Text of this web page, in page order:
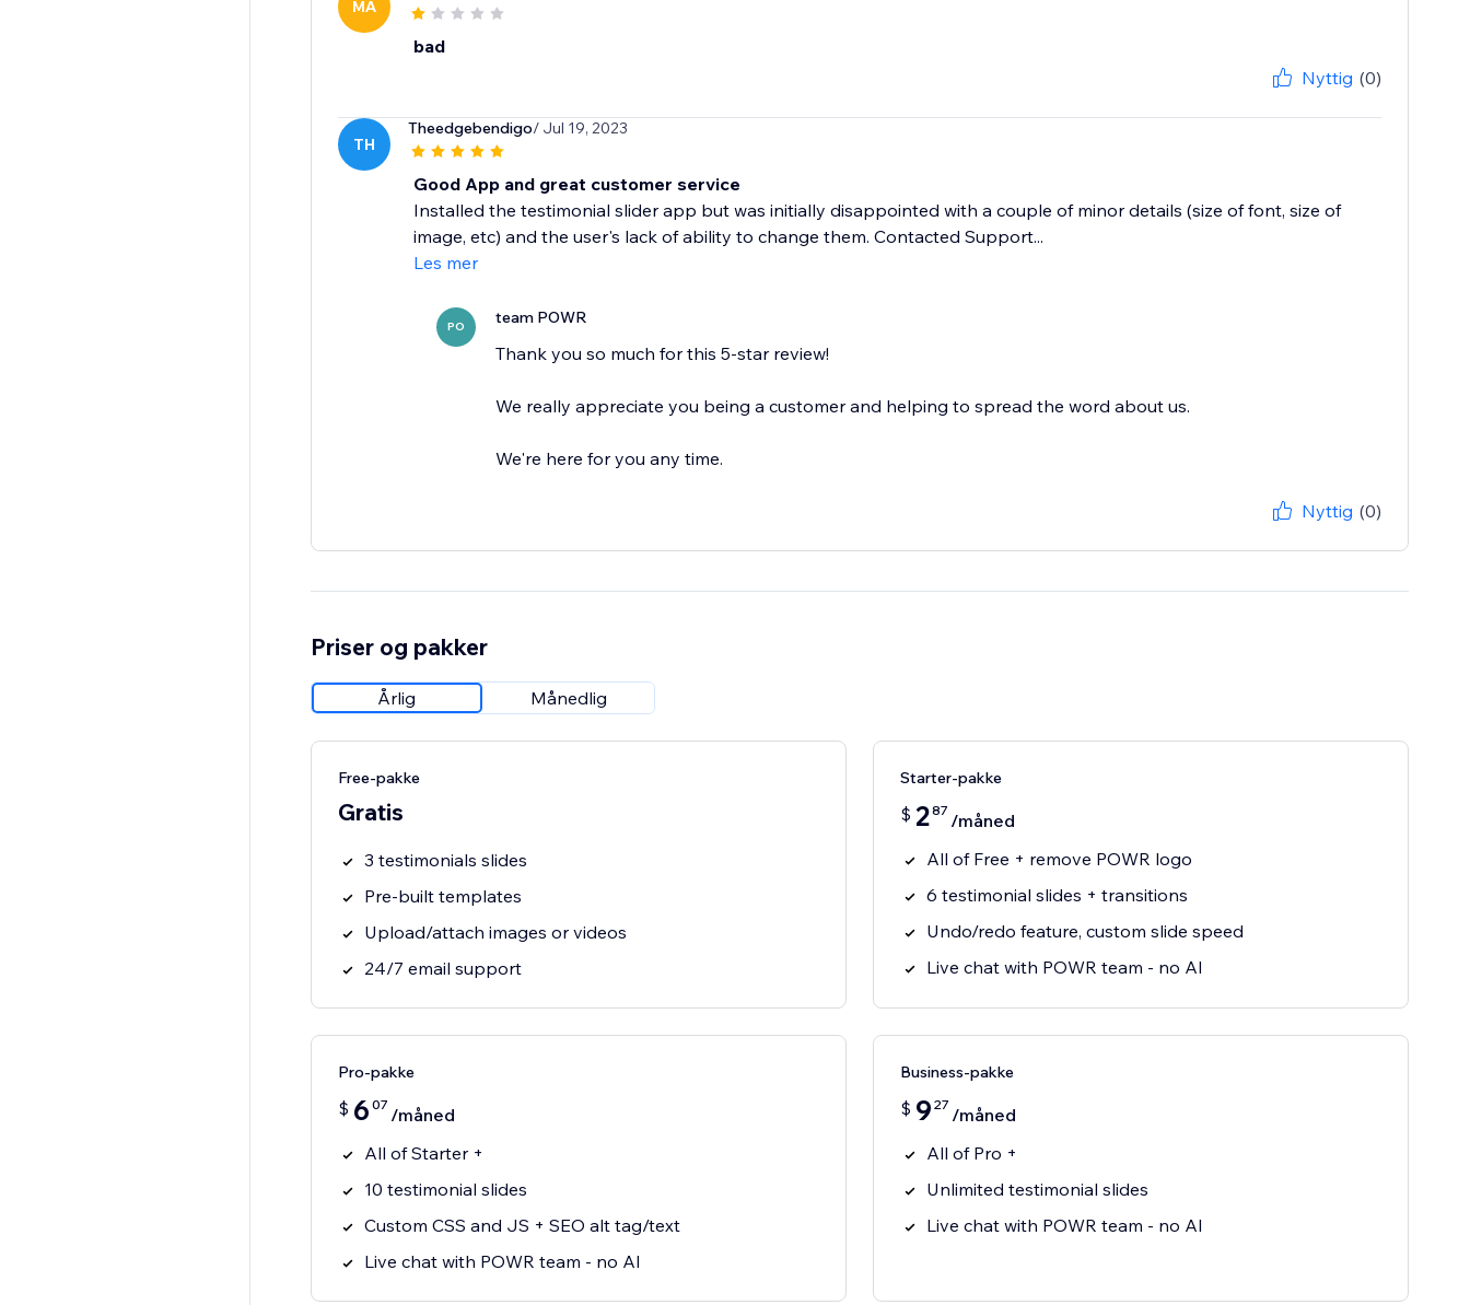
MA
bad
Nyttig (0)
TH
Theedgebendigo/ Jul 19, 2023
Good App and great customer service
Installed the testimonial slider app but was initially disappointed with a couple of minor details (size of font, size of
image, etc) and the user's lack of ability to change them. Contacted Support...
Les mer
PO team POWR
Thank you so much for this 5-star review!
We really appreciate you being a customer and helping to spread the word about us.
We're here for you any time.
Nyttig (0)
Priser og pakker
Årlig Månedlig
Free-pakke
Gratis
3 testimonials slides
Pre-built templates
Upload/attach images or videos
24/7 email support
Starter-pakke
$ 287 /måned
All of Free + remove POWR logo
6 testimonial slides + transitions
Undo/redo feature, custom slide speed
Live chat with POWR team - no AI
Pro-pakke
$ 6 07 /måned
All of Starter +
10 testimonial slides
Custom CSS and JS + SEO alt tag/text
Live chat with POWR team - no AI
Business-pakke
$ 9 27 /måned
All of Pro +
Unlimited testimonial slides
Live chat with POWR team - no AI